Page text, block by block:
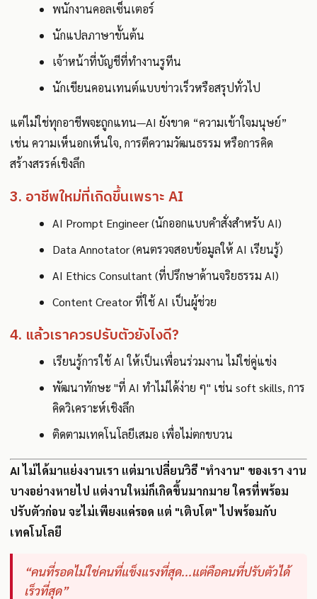
พนักงานคอลเซ็นเตอร์
นักแปลภาษาขั้นต้น
เจ้าหน้าที่บัญชีที่ทำงานรูทีน
นักเขียนคอนเทนต์แบบข่าวเร็วหรือสรุปทั่วไป
แต่ไม่ใช่ทุกอาชีพจะถูกแทน—AI ยังขาด “ความเข้าใจมนุษย์”
เช่น ความเห็นอกเห็นใจ, การตีความวัฒนธรรม หรือการคิด
สร้างสรรค์เชิงลึก
3. อาชีพใหม่ที่เกิดขึ้นเพราะ AI
AI Prompt Engineer (นักออกแบบคำสั่งสำหรับ AI)
Data Annotator (คนตรวจสอบข้อมูลให้ AI เรียนรู้)
AI Ethics Consultant (ที่ปรึกษาด้านจริยธรรม AI)
Content Creator ที่ใช้ AI เป็นผู้ช่วย
4. แล้วเราควรปรับตัวยังไงดี?
เรียนรู้การใช้ AI ให้เป็นเพื่อนร่วมงาน ไม่ใช่คู่แข่ง
พัฒนาทักษะ "ที่ AI ทำไม่ได้ง่าย ๆ" เช่น soft skills, การ
คิดวิเคราะห์เชิงลึก
ติดตามเทคโนโลยีเสมอ เพื่อไม่ตกขบวน
AI ไม่ได้มาแย่งงานเรา แต่มาเปลี่ยนวิธี "ทำงาน" ของเรา งาน
บางอย่างหายไป แต่งานใหม่ก็เกิดขึ้นมากมาย ใครที่พร้อม
ปรับตัวก่อน จะไม่เพียงแค่รอด แต่ "เติบโต" ไปพร้อมกับ
เทคโนโลยี
“คนที่รอดไม่ใช่คนที่แข็งแรงที่สุด...แต่คือคนที่ปรับตัวได้
เร็วที่สุด”